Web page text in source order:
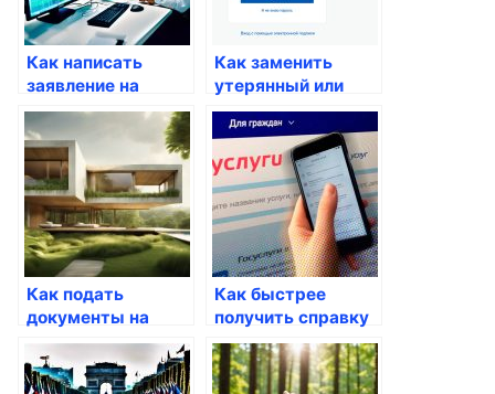
Как написать
заявление на
алименты через
Госуслуги
Как заменить
утерянный или
украденный
паспорт
Как подать
документы на
гражданство
через Госуслуги
Как быстрее
получить справку
о доме через
Госуслуги